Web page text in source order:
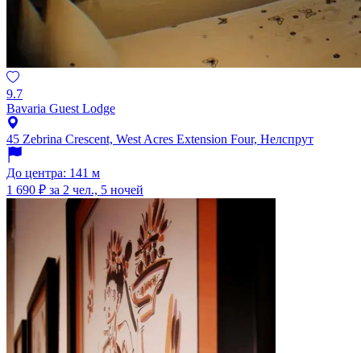
9.7
Bavaria Guest Lodge
45 Zebrina Crescent, West Acres Extension Four, Нелспрут
До центра: 141 м
1 690 ₽ за 2 чел., 5 ночей